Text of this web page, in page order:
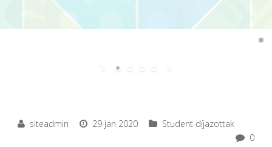
siteadmin 29 jan 2020
Student díjazottak
0